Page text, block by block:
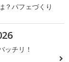
？パフェづくり
ッチリ！